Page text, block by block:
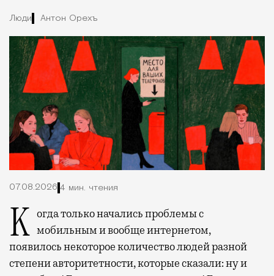
Люди Антон Орехъ
07.08.2026 4 мин. чтения
Когда только начались проблемы с мобильным и вообще интернетом,
появилось некоторое количество людей разной
степени авторитетности, которые сказали: ну и